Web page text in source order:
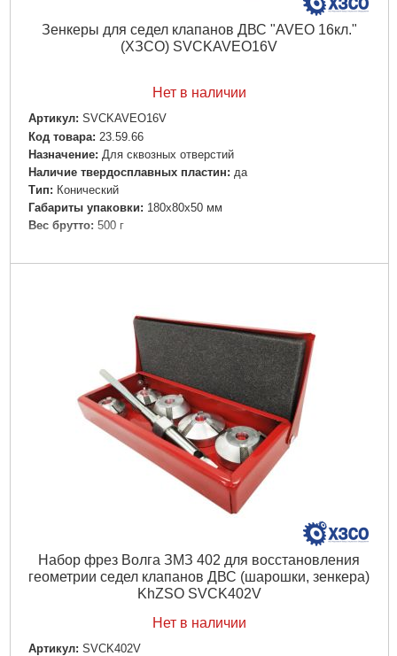
Зенкеры для седел клапанов ДВС "AVEO 16кл."
(ХЗСО) SVCKAVEO16V
Нет в наличии
Артикул: SVCKAVEO16V
Код товара: 23.59.66
Назначение: Для сквозных отверстий
Наличие твердосплавных пластин: да
Тип: Конический
Габариты упаковки: 180x80x50 мм
Вес брутто: 500 г
Подробнее...
Набор фрез Волга ЗМЗ 402 для восстановления
геометрии седел клапанов ДВС (шарошки, зенкера)
KhZSO SVCK402V
Нет в наличии
Артикул: SVCK402V